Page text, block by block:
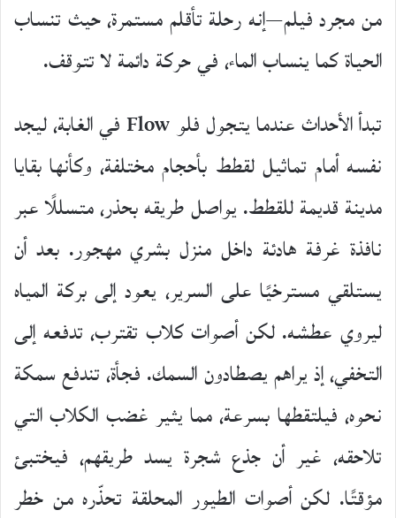
من مجرد فيلم—إنه رحلة تأقلم مستمرة، حيث تنساب
الحياة كما ينساب الماء، في حركة دائمة لا تتوقف.
تبدأ الأحداث عندما يتجول فلو Flow في الغابة، ليجد
نفسه أمام تماثيل لقطط بأحجام مختلفة، وكأنها بقايا
مدينة قديمة للقطط. يواصل طريقه بحذر، متسللًا عبر
نافذة غرفة هادئة داخل منزل بشري مهجور. بعد أن
يستلقي مسترخيًا على السرير، يعود إلى بركة المياه
ليروي عطشه. لكن أصوات كلاب تقترب، تدفعه إلى
التخفي، إذ يراهم يصطادون السمك. فجأة، تندفع سمكة
نحوه، فيلتقطها بسرعة، مما يثير غضب الكلاب التي
تلاحقه، غير أن جذع شجرة يسد طريقهم، فيختبئ
مؤقتًا. لكن أصوات الطيور المحلقة تحذّره من خطر